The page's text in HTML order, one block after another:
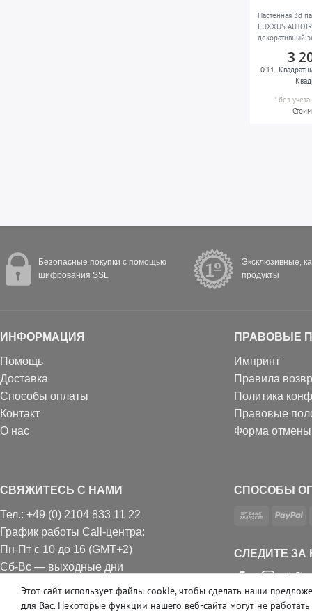
Настенная 3d
LUXXUS
декоративный
3
0.11
*без
Безопасные покупки с помощью
шифрования SSL
Эксклюзивные,
продукты
ИНФОРМАЦИЯ
Помощь
Доставка
Способы оплаты
Контакт
О нас
ПРАВОВЫЕ
Импринт
Правила
Политика
Правовые
Форма отмены
СВЯЖИТЕСЬ С НАМИ
Тел.: +49 (0) 2104 833 11 22
График работы Call-центра:
Пн-Пт с 10 до 16 (GMT+2)
Сб-Вс — выходные дни
Звонки согласно региональному тарифу
Е-mail: info@profhome-shop.com
СПОСОБЫ
СЛЕДИТЕ ЗА
Этот сайт использует файлы cookie, чтобы сделать наши
для Вас. Некоторые функции нашего веб-сайта могут не